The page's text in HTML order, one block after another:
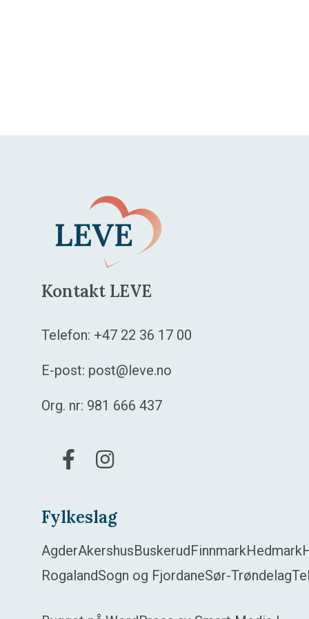
Kontakt LEVE
Telefon: +47 22 36 17 00
E-post: post@leve.no
Org. nr: 981 666 437
Gå til vår Facebook
Gå til vår Instagram
Fylkeslag
AgderAkershusBuskerudFinnmarkHedmark
RogalandSogn og FjordaneSør-Trøndelag